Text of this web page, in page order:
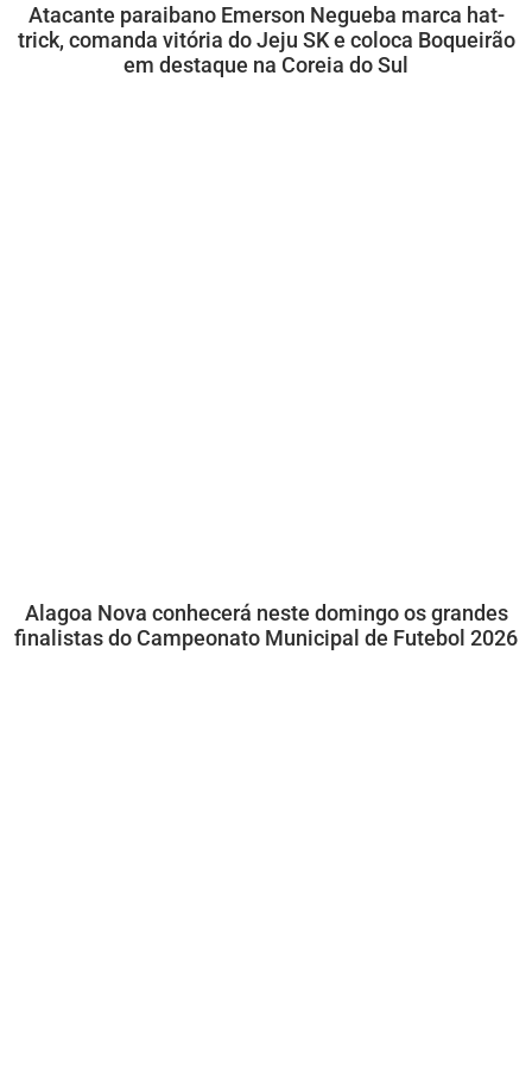
Atacante paraibano Emerson Negueba marca hat-
trick, comanda vitória do Jeju SK e coloca Boqueirão
em destaque na Coreia do Sul
Alagoa Nova conhecerá neste domingo os grandes
finalistas do Campeonato Municipal de Futebol 2026